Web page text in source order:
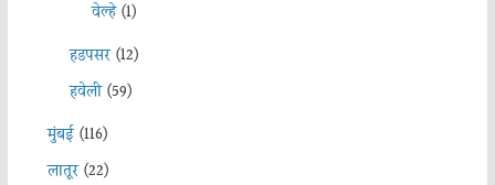
वेल्हे(1)
हडपसर(12)
हवेली(59)
मुंबई(116)
लातूर(22)